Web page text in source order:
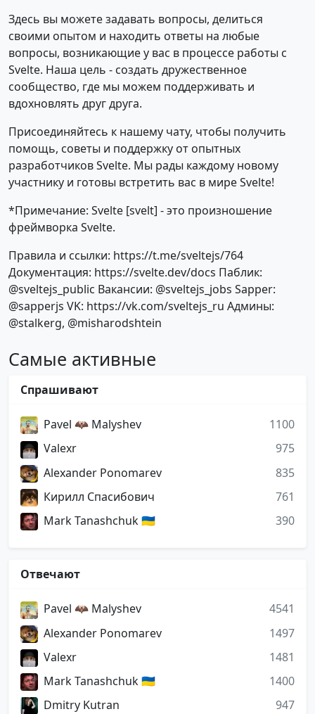
Здесь вы можете задавать вопросы, делиться
своими опытом и находить ответы на любые
вопросы, возникающие у вас в процессе работы с
Svelte. Наша цель - создать дружественное
сообщество, где мы можем поддерживать и
вдохновлять друг друга.
Присоединяйтесь к нашему чату, чтобы получить
помощь, советы и поддержку от опытных
разработчиков Svelte. Мы рады каждому новому
участнику и готовы встретить вас в мире Svelte!
*Примечание: Svelte [svelt] - это произношение
фреймворка Svelte.
Правила и ссылки: https://t.me/sveltejs/764
Документация: https://svelte.dev/docs Паблик:
@sveltejs_public Вакансии: @sveltejs_jobs Sapper:
@sapperjs VK: https://vk.com/sveltejs_ru Админы:
@stalkerg, @misharodshtein
Самые активные
Спрашивают
Pavel 🦇 Malyshev
1100
Valexr
975
Alexander Ponomarev
835
Кирилл Спасибович
761
Mark Tanashchuk 🇺🇦
390
Отвечают
Pavel 🦇 Malyshev
4541
Alexander Ponomarev
1497
Valexr
1481
Mark Tanashchuk 🇺🇦
1400
Dmitry Kutran
947